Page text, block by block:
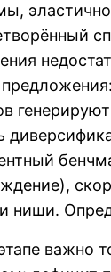
ниши.
важно